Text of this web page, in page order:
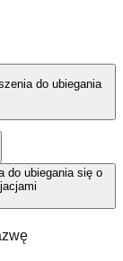
do ubiegania
do ubiegania się o